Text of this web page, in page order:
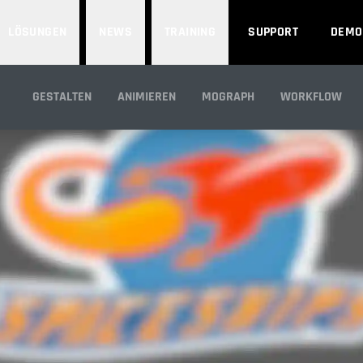
SUPPORT DEMO
GESTALTEN ANIMIEREN MOGRAPH WORKFLOW